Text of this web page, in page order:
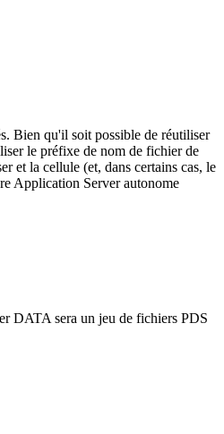
Bien qu'il soit possible de réutiliser
le préfixe de nom de fichier de
et la cellule (et, dans certains cas, le
Application Server autonome
DATA sera un jeu de fichiers PDS